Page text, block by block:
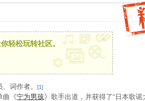
轻松玩转社区。
x
词作者。 [1]
曲《宁为男孩》歌手出道，并获得了“日本歌谣